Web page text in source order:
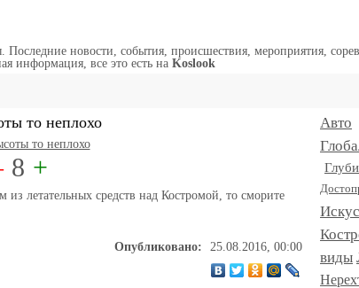
новости, события, происшествия, мероприятия,
информация, все это есть на Koslook
то неплохо
8 +
летательных средств над Костромой, то сморите
Опубликовано: 25.08.2016, 00:00
Авто
виды